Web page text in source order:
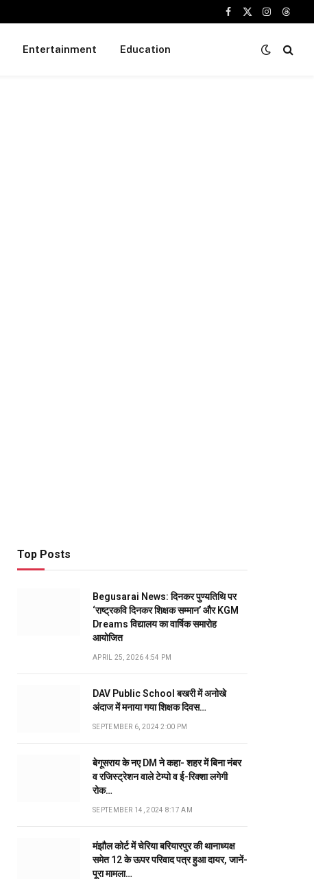
Facebook
X
Instagram
Entertainment Education
Top Posts
Begusarai News: दिनकर पुण्यतिथि पर
‘राष्ट्रकवि दिनकर शिक्षक सम्मान’ और KGM
Dreams विद्यालय का वार्षिक समारोह
आयोजित
APRIL 25, 2026 4:54 PM
DAV Public School बखरी में अनोखे
अंदाज में मनाया गया शिक्षक दिवस…
SEPTEMBER 6, 2024 2:00 PM
बेगूसराय के नए DM ने कहा- शहर में बिना नंबर
व रजिस्ट्रेशन वाले टेम्पो व ई-रिक्शा लगेगी
रोक…
SEPTEMBER 14, 2024 8:17 AM
मंझौल कोर्ट में चेरिया बरियारपुर की थानाध्यक्ष
समेत 12 के ऊपर परिवाद पत्र हुआ दायर, जानें-
पूरा मामला…